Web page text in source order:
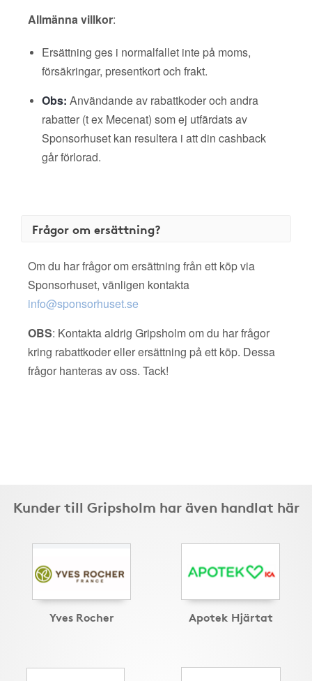
Allmänna villkor:
Ersättning ges i normalfallet inte på moms,
försäkringar, presentkort och frakt.
Obs: Användande av rabattkoder och andra
rabatter (t ex Mecenat) som ej utfärdats av
Sponsorhuset kan resultera i att din cashback
går förlorad.
Frågor om ersättning?
Om du har frågor om ersättning från ett köp via
Sponsorhuset, vänligen kontakta
info@sponsorhuset.se
OBS: Kontakta aldrig Gripsholm om du har frågor
kring rabattkoder eller ersättning på ett köp. Dessa
frågor hanteras av oss. Tack!
Kunder till Gripsholm har även handlat här
Yves Rocher Apotek Hjärtat